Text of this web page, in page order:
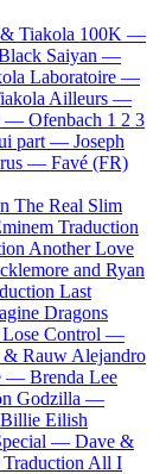
Tiakola 100K —
Saiyan —
Laboratoire —
Ailleurs —
— Ofenbach 1 2 3
part — Joseph
— Favé (FR)
The Real Slim
Traduction
Another Love
and Ryan
Last
Dragons
Lose Control —
Rauw Alejandro
— Brenda Lee
Godzilla —
Billie Eilish
— Dave &
Traduction All I